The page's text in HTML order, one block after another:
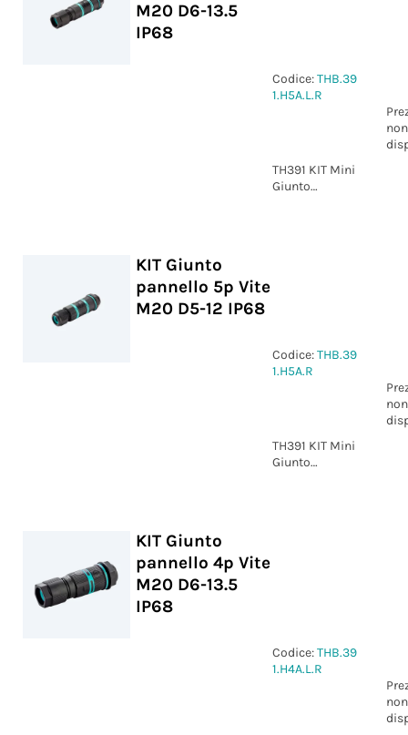
M20 D6-13.5
IP68
Codice:THB.39
1.H5A.L.R
non
TH391 KIT Mini
Giunto
KIT Giunto
pannello 5p Vite
M20 D5-12 IP68
Codice:THB.39
1.H5A.R
non
TH391 KIT Mini
Giunto
KIT Giunto
pannello 4p Vite
M20 D6-13.5
IP68
Codice:THB.39
1.H4A.L.R
non